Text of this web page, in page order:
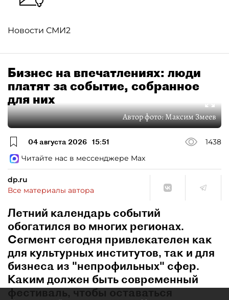
Новости СМИ2
Бизнес на впечатлениях: люди
платят за событие, собранное
для них
Автор фото:Максим Змеев
04 августа 2026 15:51
1438
Читайте нас в мессенджере Max
dp.ru
Все материалы автора
Летний календарь событий
обогатился во многих регионах.
Сегмент сегодня привлекателен как
для культурных институтов, так и для
бизнеса из "непрофильных" сфер.
Каким должен быть современный
фестиваль, чтобы оставаться